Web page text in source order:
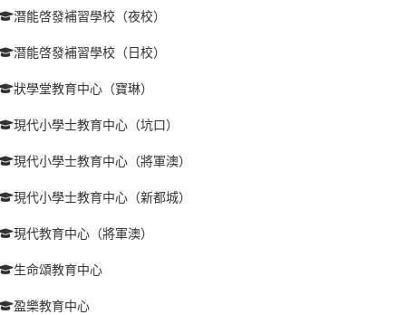
潛能啓發補習學校（夜校）
潛能啓發補習學校（日校）
狀學堂教育中心（寶琳）
現代小學士教育中心（坑口）
現代小學士教育中心（將軍澳）
現代小學士教育中心（新都城）
現代教育中心（將軍澳）
生命頌教育中心
盈樂教育中心